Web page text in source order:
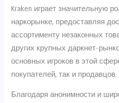
Kraken играет значительную
наркорынке, предоставляя
ассортименту незаконных
других крупных даркнет-
основных игроков в этой
покупателей, так и продавцов.
Благодаря анонимности и